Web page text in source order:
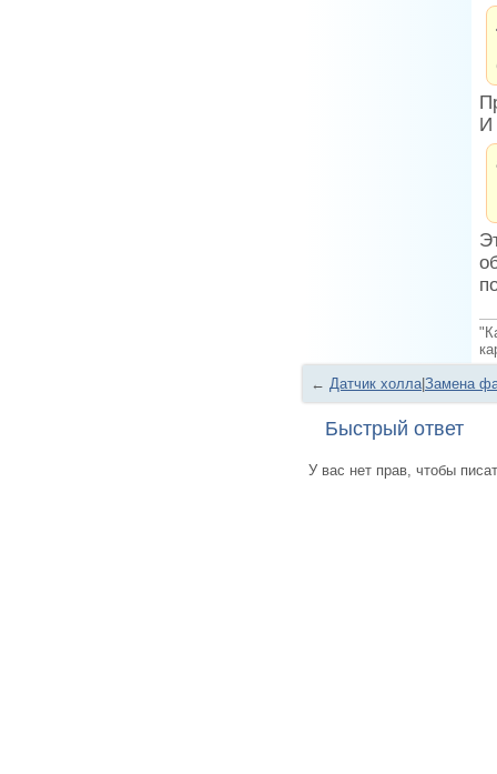
И
← Датчик холла|Замена
Быстрый ответ
У вас нет прав, чтобы